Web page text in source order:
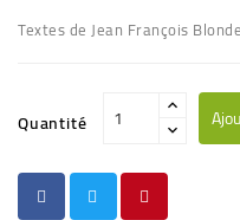
Textes de Jean François
Quantité